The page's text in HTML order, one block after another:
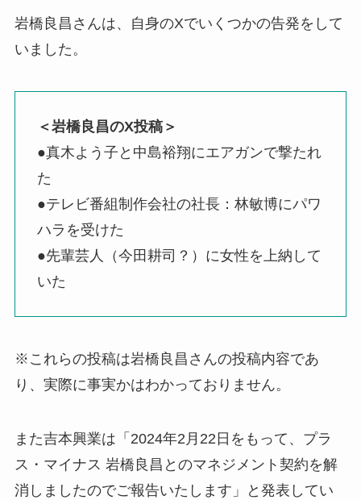
岩橋良昌さんは、自身のXでいくつかの告発をして
いました。
＜岩橋良昌のX投稿＞
●真木よう子と中島裕翔にエアガンで撃たれ
た
●テレビ番組制作会社の社長：林敏博にパワ
ハラを受けた
●先輩芸人（今田耕司？）に女性を上納して
いた
※これらの投稿は岩橋良昌さんの投稿内容であ
り、実際に事実かはわかっておりません。
また吉本興業は「2024年2月22日をもって、プラ
ス・マイナス 岩橋良昌とのマネジメント契約を解
消しましたのでご報告いたします」と発表してい